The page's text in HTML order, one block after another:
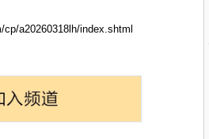
a20260318lh/index.shtml